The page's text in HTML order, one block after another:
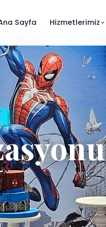
Sayfa Hizmetlerimiz